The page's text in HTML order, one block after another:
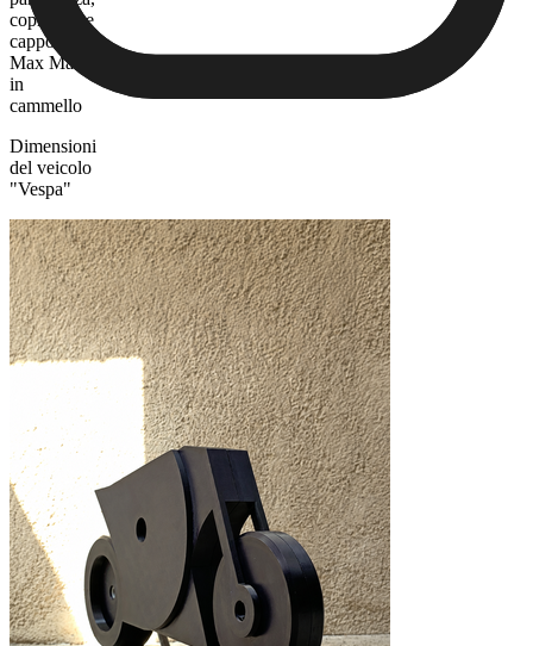
coprisella e
cappotto
Max Mara
in
cammello
Dimensioni
del veicolo
"Vespa"